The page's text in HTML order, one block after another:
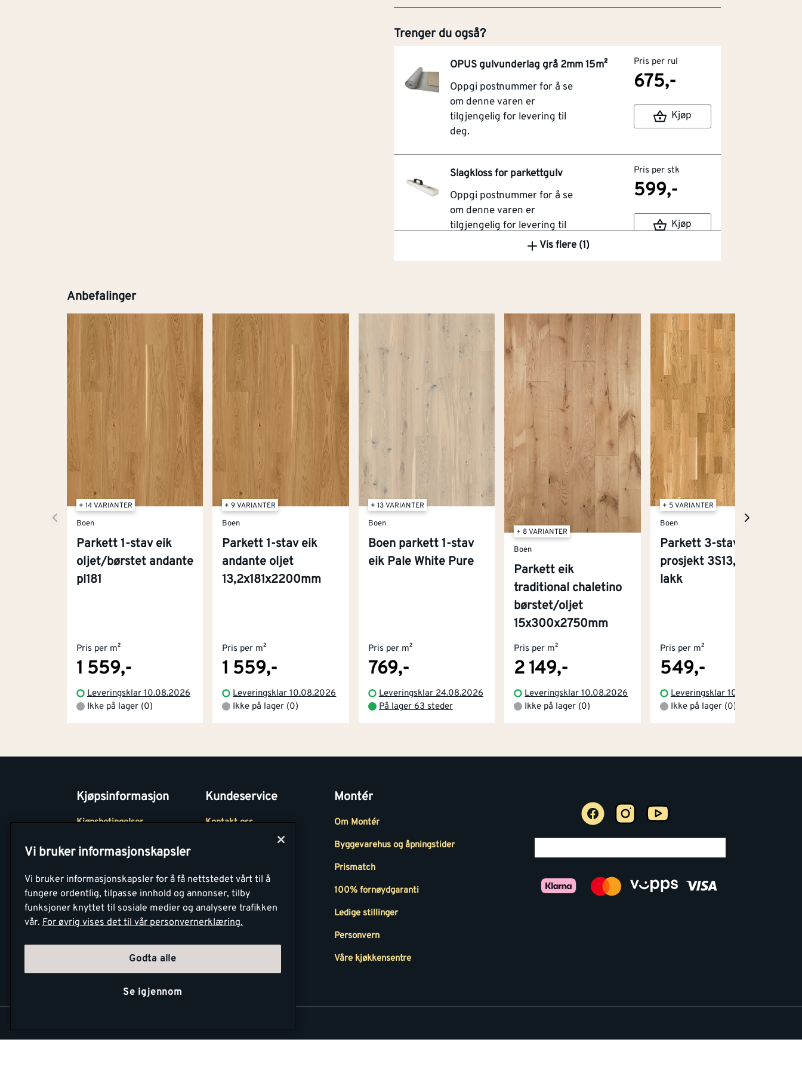
Trenger du også?
OPUS gulvunderlag grå 2mm 15m²
Oppgi postnummer for å se
om denne varen er
tilgjengelig for levering til
deg.
Pris per rul
675,-
Kjøp
Slagkloss for parkettgulv
Oppgi postnummer for å se
om denne varen er
tilgjengelig for levering til
Pris per stk
599,-
Kjøp
Vis flere (1)
Anbefalinger
+ 14 VARIANTER
Boen
Parkett 1-stav eik
oljet/børstet andante
pl181
Pris per m²
1 559,-
Leveringsklar 10.08.2026
Ikke på lager (0)
+ 9 VARIANTER
Boen
Parkett 1-stav eik
andante oljet
13,2x181x2200mm
Pris per m²
1 559,-
Leveringsklar 10.08.2026
Ikke på lager (0)
+ 13 VARIANTER
Boen
Boen parkett 1-stav
eik Pale White Pure
Pris per m²
769,-
Leveringsklar 24.08.2026
På lager 63 steder
+ 8 VARIANTER
Boen
Parkett eik
traditional chaletino
børstet/oljet
15x300x2750mm
Pris per m²
2 149,-
Leveringsklar 10.08.2026
Ikke på lager (0)
+ 5 VARIANTER
Boen
Parkett 3-stav eik
prosjekt 3S13,2 matt
lakk
Pris per m²
549,-
Leveringsklar 10.08.2026
Ikke på lager (0)
Kjøpsinformasjon
Kjøpsbetingelser
Betaling
Retur- og
angrerettsskjema
Kundeservice
Kontakt oss
Medlemsavtaler
Montér Bedrift
Montér
Om Montér
Byggevarehus og åpningstider
Prismatch
100% fornøydgaranti
Ledige stillinger
Personvern
Våre kjøkkensentre
Vi bruker informasjonskapsler
Vi bruker informasjonskapsler for å få nettstedet vårt til å
fungere ordentlig, tilpasse innhold og annonser, tilby
funksjoner knyttet til sosiale medier og analysere trafikken
vår. For øvrig vises det til vår personvernerklæring.
Godta alle
Se igjennom